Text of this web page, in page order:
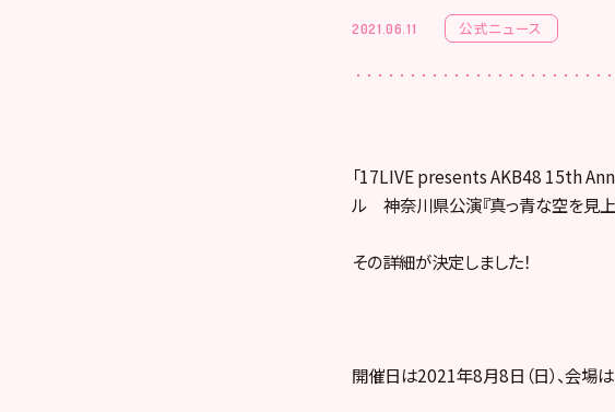
2021.06.11 公式ニュース
「17LIVE presents AKB48 15th
ル 神奈川県公演『真っ青な空を見上
その詳細が決定しました！
開催日は2021年8月8日（日）、会場